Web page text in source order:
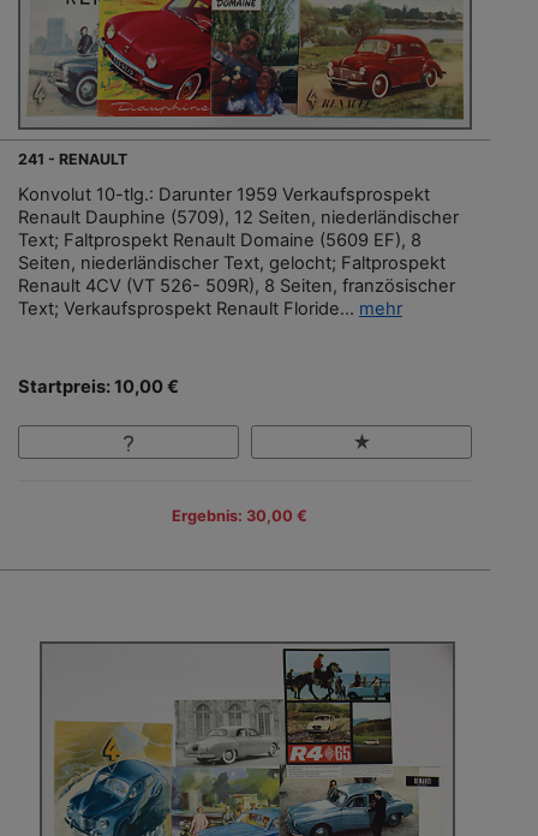
241 - RENAULT
Konvolut 10-tlg.: Darunter 1959 Verkaufsprospekt
Renault Dauphine (5709), 12 Seiten, niederländischer
Text; Faltprospekt Renault Domaine (5609 EF), 8
Seiten, niederländischer Text, gelocht; Faltprospekt
Renault 4CV (VT 526- 509R), 8 Seiten, französischer
Text; Verkaufsprospekt Renault Floride... mehr
Startpreis: 10,00 €
Ergebnis: 30,00 €